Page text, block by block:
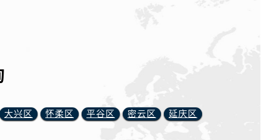
大兴区 怀柔区 平谷区 密云区 延庆区